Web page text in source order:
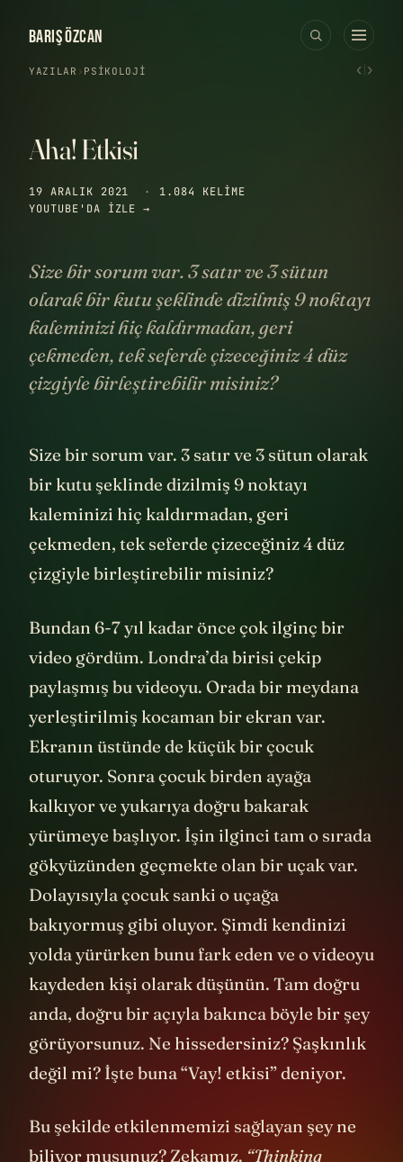
BARIŞ ÖZCAN
YAZILAR › PSIKOLOJI ‹ ›
Aha! Etkisi
19 ARALIK 2021 ·
1.084 KELIME
YOUTUBE'DA IZLE →
Size bir sorum var. 3 satır ve 3 sütun
olarak bir kutu şeklinde dizilmiş 9 noktayı
kaleminizi hiç kaldırmadan, geri
çekmeden, tek seferde çizeceğiniz 4 düz
çizgiyle birleştirebilir misiniz?
Size bir sorum var. 3 satır ve 3 sütun olarak
bir kutu şeklinde dizilmiş 9 noktayı
kaleminizi hiç kaldırmadan, geri
çekmeden, tek seferde çizeceğiniz 4 düz
çizgiyle birleştirebilir misiniz?
Bundan 6-7 yıl kadar önce çok ilginç bir
video gördüm. Londra’da birisi çekip
paylaşmış bu videoyu. Orada bir meydana
yerleştirilmiş kocaman bir ekran var.
Ekranın üstünde de küçük bir çocuk
oturuyor. Sonra çocuk birden ayağa
kalkıyor ve yukarıya doğru bakarak
yürümeye başlıyor. İşin ilginci tam o sırada
gökyüzünden geçmekte olan bir uçak var.
Dolayısıyla çocuk sanki o uçağa
bakıyormuş gibi oluyor. Şimdi kendinizi
yolda yürürken bunu fark eden ve o videoyu
kaydeden kişi olarak düşünün. Tam doğru
anda, doğru bir açıyla bakınca böyle bir şey
görüyorsunuz. Ne hissedersiniz? Şaşkınlık
değil mi? İşte buna “Vay! etkisi” deniyor.
Bu şekilde etkilenmemizi sağlayan şey ne
biliyor musunuz? Zekamız. “Thinking